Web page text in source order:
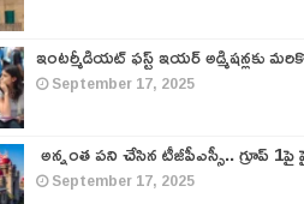
ఇంటర్మీడియట్ ఫస్ట్‌ ఇయర్‌ అడ్మిషన్లకు
September 17, 2025
అన్నంత పని చేసిన టీజీపీఎస్సీ.. గ్రూప్‌
September 17, 2025